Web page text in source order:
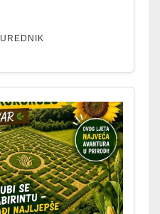
UREDNIK